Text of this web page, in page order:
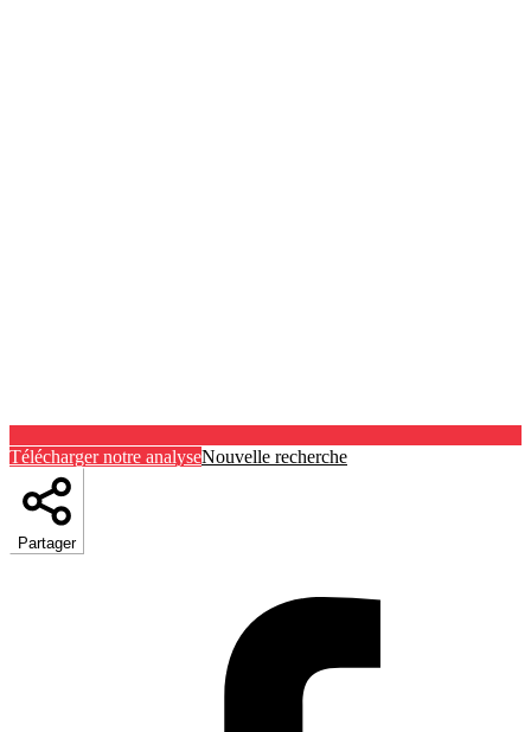
Télécharger notre analyseNouvelle recherche
Partager